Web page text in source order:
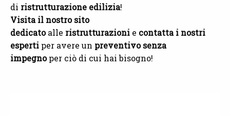
di ristrutturazione edilizia!
Visita il nostro sito
dedicatoalle ristrutturazioni e contatta i nostri
esperti per avere un preventivo senza
impegnoper ciò di cui hai bisogno!